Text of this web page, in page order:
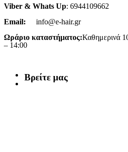
Viber & Whats Up: 6944109662
Email:
info@e-hair.gr
Ωράριο καταστήματος:Καθημερινά
– 14:00
Βρείτε μας